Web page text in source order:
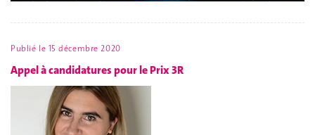
Publié le 15 décembre 2020
Appel à candidatures pour le Prix 3R